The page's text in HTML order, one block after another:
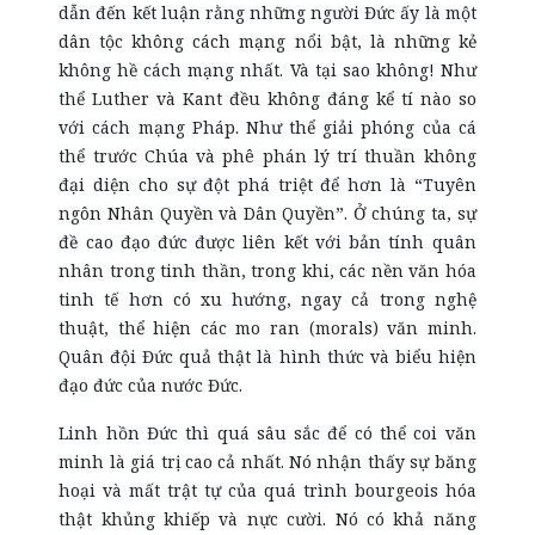
dẫn đến kết luận rằng những người Đức ấy là một
dân tộc không cách mạng nổi bật, là những kẻ
không hề cách mạng nhất. Và tại sao không! Như
thể Luther và Kant đều không đáng kể tí nào so
với cách mạng Pháp. Như thể giải phóng của cá
thể trước Chúa và phê phán lý trí thuần không
đại diện cho sự đột phá triệt để hơn là “Tuyên
ngôn Nhân Quyền và Dân Quyền”. Ở chúng ta, sự
đề cao đạo đức được liên kết với bản tính quân
nhân trong tinh thần, trong khi, các nền văn hóa
tinh tế hơn có xu hướng, ngay cả trong nghệ
thuật, thể hiện các mo ran (morals) văn minh.
Quân đội Đức quả thật là hình thức và biểu hiện
đạo đức của nước Đức.
Linh hồn Đức thì quá sâu sắc để có thể coi văn
minh là giá trị cao cả nhất. Nó nhận thấy sự băng
hoại và mất trật tự của quá trình bourgeois hóa
thật khủng khiếp và nực cười. Nó có khả năng